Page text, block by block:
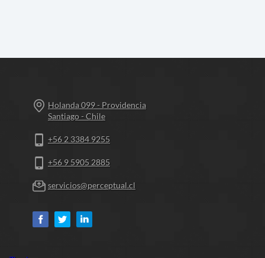
Holanda 099 - Providencia
Santiago - Chile
+56 2 3384 9255
+56 9 5905 2885
servicios@perceptual.cl